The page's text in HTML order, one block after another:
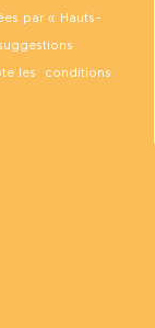
par « Hauts-
les conditions